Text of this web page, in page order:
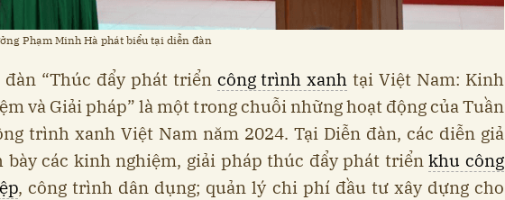
Phạm Minh Hà phát biểu tại diễn đàn
đàn “Thúc đẩy phát triển công trình xanh tại Việt Nam: Kinh
và Giải pháp” là một trong chuỗi những hoạt động của Tuần
trình xanh Việt Nam năm 2024. Tại Diễn đàn, các diễn giả
bày các kinh nghiệm, giải pháp thúc đẩy phát triểnkhu công
, công trình dân dụng; quản lý chi phí đầu tư xây dựng cho